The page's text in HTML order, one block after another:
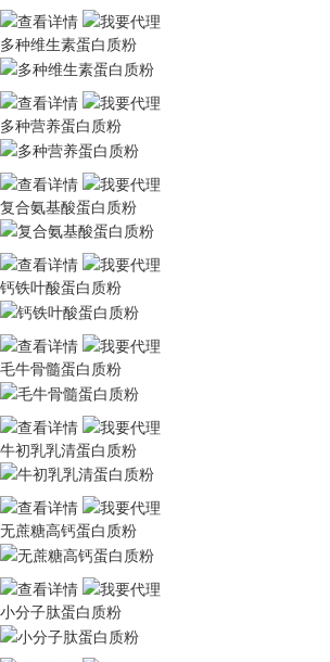
多种维生素蛋白质粉
多种营养蛋白质粉
复合氨基酸蛋白质粉
钙铁叶酸蛋白质粉
毛牛骨髓蛋白质粉
牛初乳乳清蛋白质粉
无蔗糖高钙蛋白质粉
小分子肽蛋白质粉